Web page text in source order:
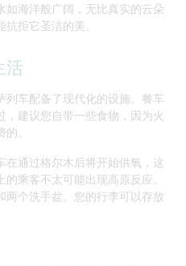
如海洋般广阔，无比真实的云朵
拒它圣洁的美。
活
列车配备了现代化的设施。餐车
建议您自带一些食物，因为火
。
在通过格尔木后将开始供氧，这
乘客不太可能出现高原反应。
两个洗手盆。您的行李可以存放